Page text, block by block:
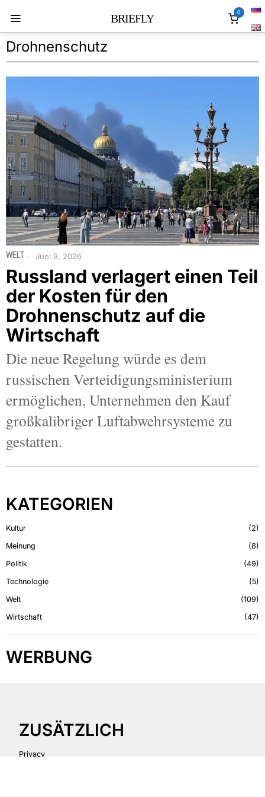
BRIEFLY 0
Drohnenschutz
WELT Juni 9, 2026
Russland verlagert einen Teil
der Kosten für den
Drohnenschutz auf die
Wirtschaft
Die neue Regelung würde es dem
russischen Verteidigungsministerium
ermöglichen, Unternehmen den Kauf
großkalibriger Luftabwehrsysteme zu
gestatten.
KATEGORIEN
Kultur
2
Meinung
8
Politik
49
Technologie
5
Welt
109
Wirtschaft
47
WERBUNG
ZUSÄTZLICH
Privacy